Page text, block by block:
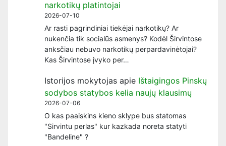
narkotikų platintojai
2026-07-10
Ar rasti pagrindiniai tiekėjai narkotikų? Ar
nukenčia tik socialūs asmenys? Kodėl Širvintose
anksčiau nebuvo narkotikų perpardavinėtojai?
Kas Širvintose įvyko per…
Istorijos mokytojas apie Ištaigingos Pinskų
sodybos statybos kelia naujų klausimų
2026-07-06
O kas paaiskins kieno sklype bus statomas
"Sirvintu perlas" kur kazkada noreta statyti
"Bandeline" ?